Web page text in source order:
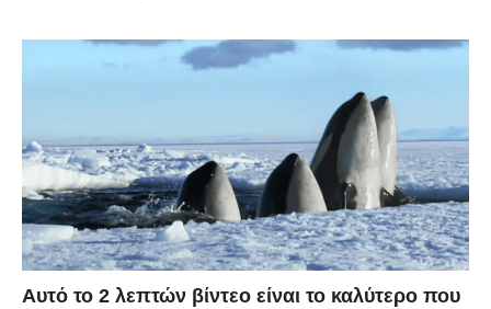
Αυτό το 2 λεπτών βίντεο είναι το καλύτερο που